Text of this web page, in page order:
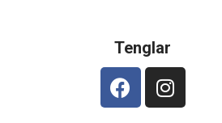
Tenglar